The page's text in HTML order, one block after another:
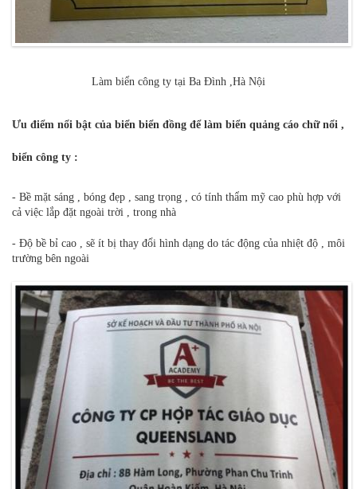
Làm biển công ty tại Ba Đình ,Hà Nội
Ưu điểm nổi bật của biển biển đồng để làm biển quảng cáo chữ nổi ,
biển công ty :
- Bề mặt sáng , bóng đẹp , sang trọng , có tính thẩm mỹ cao phù hợp với
cả việc lắp đặt ngoài trời , trong nhà
- Độ bề bỉ cao , sẽ ít bị thay đổi hình dạng do tác động của nhiệt độ , môi
trường bên ngoài